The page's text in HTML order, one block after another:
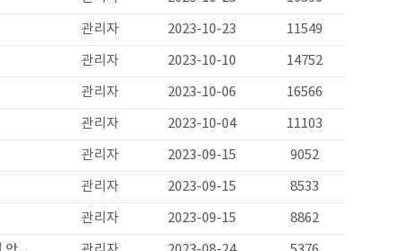
관리자 2023-10-23 11549
관리자 2023-10-10 14752
관리자 2023-10-06 16566
관리자 2023-10-04 11103
관리자 2023-09-15 9052
관리자 2023-09-15 8533
관리자 2023-09-15 8862